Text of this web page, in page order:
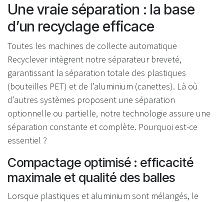
Une vraie séparation : la base
d’un recyclage efficace
Toutes les machines de collecte automatique
Recyclever intègrent notre séparateur breveté,
garantissant la séparation totale des plastiques
(bouteilles PET) et de l’aluminium (canettes). Là où
d’autres systèmes proposent une séparation
optionnelle ou partielle, notre technologie assure une
séparation constante et complète. Pourquoi est-ce
essentiel ?
Compactage optimisé : efficacité
maximale et qualité des balles
Lorsque plastiques et aluminium sont mélangés, le